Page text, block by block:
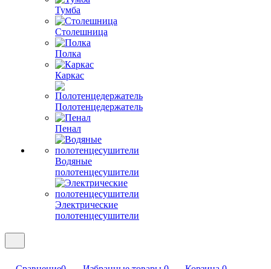
Тумба
Столешница
Полка
Каркас
Полотенцедержатель
Пенал
Водяные
полотенцесушители
Электрические
полотенцесушители